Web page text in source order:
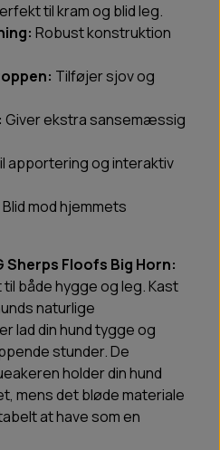
til kram og blid leg.
Robust konstruktion
Tilføjer sjov og
Giver ekstra sansemæssig
apportering og interaktiv
Blid mod hjemmets
Sherps Floofs Big Horn:
både hygge og leg. Kast
naturlige
lad din hund tygge og
stunder. De
holder din hund
mens det bløde materiale
at have som en